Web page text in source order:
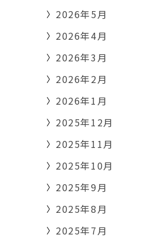
2026年5月
2026年4月
2026年3月
2026年2月
2026年1月
2025年12月
2025年11月
2025年10月
2025年9月
2025年8月
2025年7月